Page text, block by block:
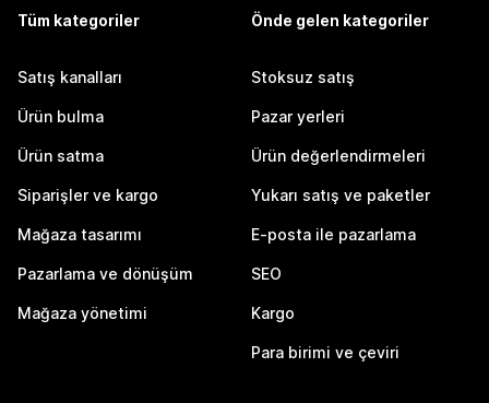
Tüm kategoriler
Satış kanalları
Ürün bulma
Ürün satma
Siparişler ve kargo
Mağaza tasarımı
Pazarlama ve dönüşüm
Mağaza yönetimi
Önde gelen kategoriler
Stoksuz satış
Pazar yerleri
Ürün değerlendirmeleri
Yukarı satış ve paketler
E-posta ile pazarlama
SEO
Kargo
Para birimi ve çeviri